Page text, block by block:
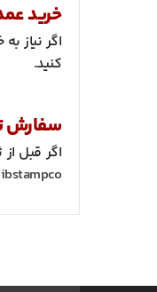
خرید
اگر نیاز
کنید.
سفارش
اگر قبل
ibstampco